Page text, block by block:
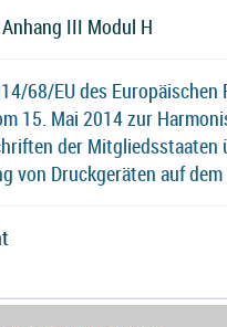
III Modul H
68/EU des Europäischen
15. Mai 2014 zur
der Mitgliedsstaaten
von Druckgeräten auf